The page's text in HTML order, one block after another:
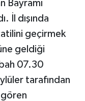
Bayramı
İl dışında
geçirmek
geldiği
07.30
tarafından
gören